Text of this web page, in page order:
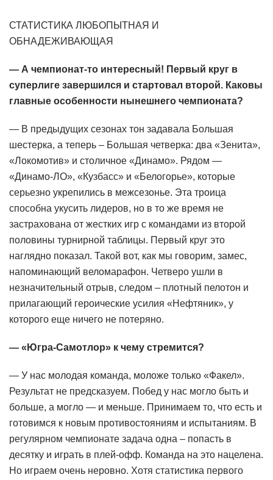
СТАТИСТИКА ЛЮБОПЫТНАЯ И
ОБНАДЕЖИВАЮЩАЯ
— А чемпионат-то интересный! Первый круг в
суперлиге завершился и стартовал второй. Каковы
главные особенности нынешнего чемпионата?
— В предыдущих сезонах тон задавала Большая
шестерка, а теперь – Большая четверка: два «Зенита»,
«Локомотив» и столичное «Динамо». Рядом —
«Динамо-ЛО», «Кузбасс» и «Белогорье», которые
серьезно укрепились в межсезонье. Эта троица
способна укусить лидеров, но в то же время не
застрахована от жестких игр с командами из второй
половины турнирной таблицы. Первый круг это
наглядно показал. Такой вот, как мы говорим, замес,
напоминающий веломарафон. Четверо ушли в
незначительный отрыв, следом – плотный пелотон и
прилагающий героические усилия «Нефтяник», у
которого еще ничего не потеряно.
— «Югра-Самотлор» к чему стремится?
— У нас молодая команда, моложе только «Факел».
Результат не предсказуем. Побед у нас могло быть и
больше, а могло — и меньше. Принимаем то, что есть и
готовимся к новым противостояниям и испытаниям. В
регулярном чемпионате задача одна – попасть в
десятку и играть в плей-офф. Команда на это нацелена.
Но играем очень неровно. Хотя статистика первого